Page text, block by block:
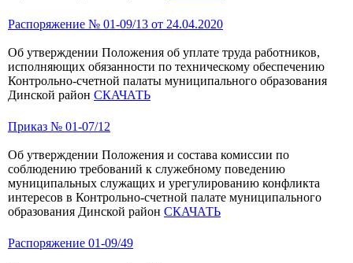
Распоряжение № 01-09/13 от 24.04.2020
Об утверждении Положения об уплате труда работников,
исполняющих обязанности по техническому обеспечению
Контрольно-счетной палаты муниципального образования
Динской район СКАЧАТЬ
Приказ № 01-07/12
Об утверждении Положения и состава комиссии по
соблюдению требований к служебному поведению
муниципальных служащих и урегулированию конфликта
интересов в Контрольно-счетной палате муниципального
образования Динской район СКАЧАТЬ
Распоряжение 01-09/49